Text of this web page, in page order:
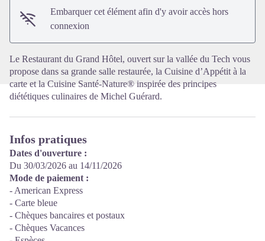
Embarquer cet élément afin d'y avoir accès hors
connexion
Le Restaurant du Grand Hôtel, ouvert sur la vallée du Tech vous
propose dans sa grande salle restaurée, la Cuisine d’Appétit à la
carte et la Cuisine Santé-Nature® inspirée des principes
diététiques culinaires de Michel Guérard.
Infos pratiques
Dates d'ouverture :
Du 30/03/2026 au 14/11/2026
Mode de paiement :
- American Express
- Carte bleue
- Chèques bancaires et postaux
- Chèques Vacances